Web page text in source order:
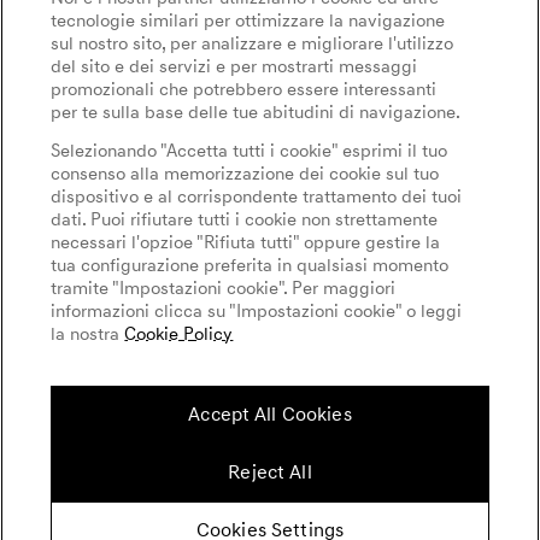
Eventi
Goodwood Festival of Speed
Genesis Magma Racing
Genesis @24 Ore di Le Mans
Campionato Mondiale Endurance FIA (WEC)
Informazioni per operatori indipendenti
GV60 Magma
Accessibilità
WLTP
Note legali
Cookies Settings
Etichettatura pneumatici
English Italian
© Copyright 2026 Genesis Motor Europe
tecnologie similari per ottimizzare la navigazione
sul nostro sito, per analizzare e migliorare l'utilizzo
del sito e dei servizi e per mostrarti messaggi
promozionali che potrebbero essere interessanti
per te sulla base delle tue abitudini di navigazione.
Selezionando "Accetta tutti i cookie" esprimi il tuo
consenso alla memorizzazione dei cookie sul tuo
dispositivo e al corrispondente trattamento dei tuoi
dati. Puoi rifiutare tutti i cookie non strettamente
necessari l'opzioe "Rifiuta tutti" oppure gestire la
tua configurazione preferita in qualsiasi momento
tramite "Impostazioni cookie". Per maggiori
informazioni clicca su "Impostazioni cookie" o leggi
la nostraCookie Policy
Accept All Cookies
Reject All
Cookies Settings